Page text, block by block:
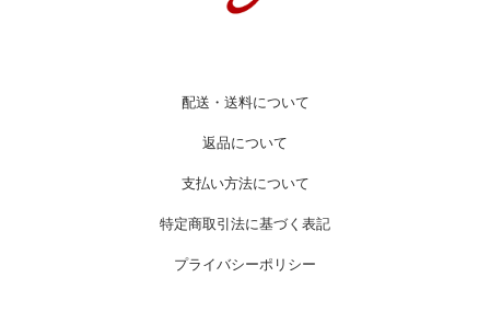
配送・送料について
返品について
支払い方法について
特定商取引法に基づく表記
プライバシーポリシー